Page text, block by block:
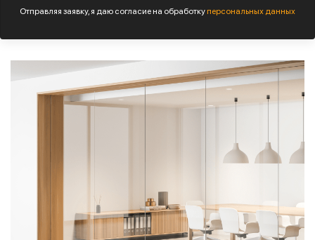
Отправляя заявку, я даю согласие на обработкуперсональных данных